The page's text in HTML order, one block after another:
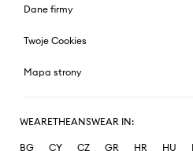
Dane firmy
Twoje Cookies
Mapa strony
WEARETHEANSWEAR IN:
BG CY CZ GR HR HU